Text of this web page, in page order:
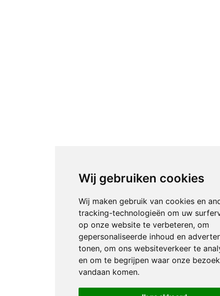
Wij gebruiken cookies
Wij maken gebruik van cookies en
tracking-technologieën om uw
op onze website te verbeteren, om
gepersonaliseerde inhoud en
tonen, om ons websiteverkeer te
en om te begrijpen waar onze
vandaan komen.